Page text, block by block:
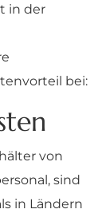
in der
bei:
von
sind
in Ländern